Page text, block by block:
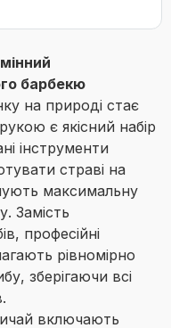
барбекю
на природі стає
є якісний набір
інструменти
страві на
максимальну
Замість
професійні
рівномірно
зберігаючи всі
включають